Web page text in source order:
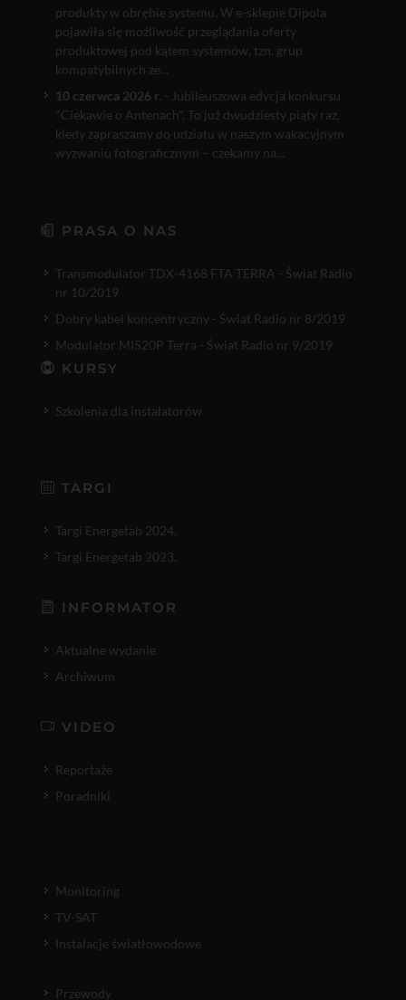
produkty w obrębie systemu. W e-sklepie Dipola
pojawiła się możliwość przeglądania oferty
produktowej pod kątem systemów, tzn. grup
kompatybilnych ze...
10 czerwca 2026 r. - Jubileuszowa edycja konkursu
"Ciekawie o Antenach". To już dwudziesty piąty raz,
kiedy zapraszamy do udziału w naszym wakacyjnym
wyzwaniu fotograficznym – czekamy na...
PRASA O NAS
Transmodulator TDX-4168 FTA TERRA - Świat Radio
nr 10/2019
Dobry kabel koncentryczny - Świat Radio nr 8/2019
Modulator MI520P Terra - Świat Radio nr 9/2019
KURSY
Szkolenia dla instalatorów
TARGI
Targi Energetab 2024.
Targi Energetab 2023.
INFORMATOR
Aktualne wydanie
Archiwum
VIDEO
Reportaże
Poradniki
Monitoring
TV-SAT
Instalacje światłowodowe
Przewody